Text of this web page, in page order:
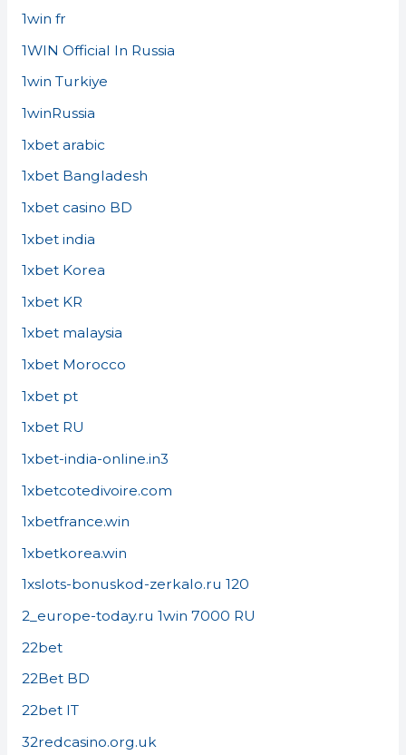
1win fr
1WIN Official In Russia
1win Turkiye
1winRussia
1xbet arabic
1xbet Bangladesh
1xbet casino BD
1xbet india
1xbet Korea
1xbet KR
1xbet malaysia
1xbet Morocco
1xbet pt
1xbet RU
1xbet-india-online.in3
1xbetcotedivoire.com
1xbetfrance.win
1xbetkorea.win
1xslots-bonuskod-zerkalo.ru 120
2_europe-today.ru 1win 7000 RU
22bet
22Bet BD
22bet IT
32redcasino.org.uk